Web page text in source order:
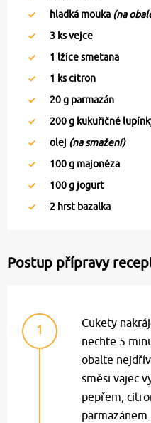
hladká mouka (na
3 ks vejce
1 lžíce smetana
1 ks citron
20g parmazán
200g kukuřičné
olej (na smažení)
100g majonéza
100g jogurt
2 hrst bazalka
Postup přípravy
1
Cukety
nechte 5
obalte
směsi vajec
pepřem,